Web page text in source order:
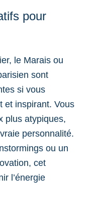
pour
le Marais ou
sont
si vous
et inspirant. Vous
plus atypiques,
personnalité.
ou un
cet
l’énergie